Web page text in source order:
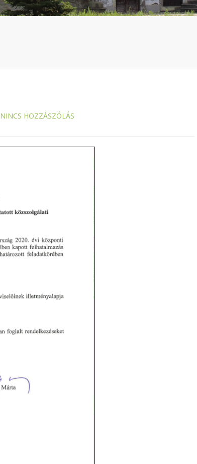
NINCS HOZZÁSZÓLÁS